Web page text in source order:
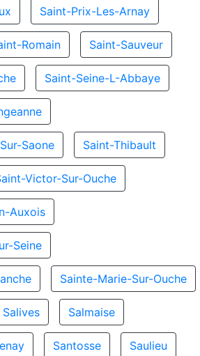
Saint-Prix-Les-Arnay
Romain Saint-Sauveur
Saint-Seine-L-Abbaye
Saone Saint-Thibault
Victor-Sur-Ouche
Auxois
Seine
Sainte-Marie-Sur-Ouche
Salives Salmaise
Santosse Saulieu